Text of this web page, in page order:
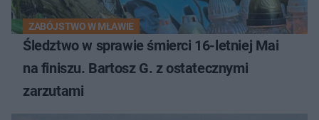
ZABÓJSTWO W MŁAWIE
Śledztwo w sprawie śmierci 16-letniej Mai
na finiszu. Bartosz G. z ostatecznymi
zarzutami